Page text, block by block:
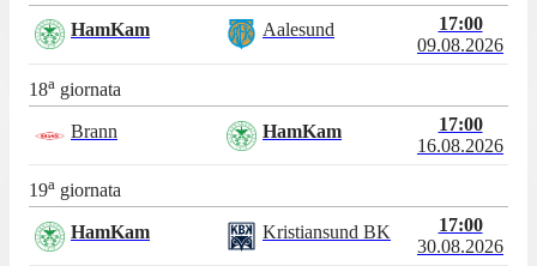
HamKam Aalesund
17:00
09.08.2026
18a giornata
Brann HamKam
17:00
16.08.2026
19a giornata
HamKam Kristiansund BK
17:00
30.08.2026